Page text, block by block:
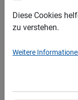
Diese Cookies
zu verstehen.
Weitere